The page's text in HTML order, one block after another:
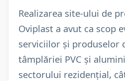
Realizarea site-ului de
Oviplast a avut ca scop
serviciilor și produselor
tâmplăriei PVC și
sectorului rezidențial,